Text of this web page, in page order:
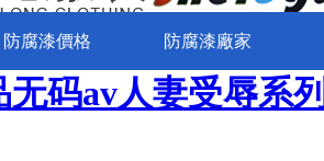
防腐漆價格 防腐漆廠家